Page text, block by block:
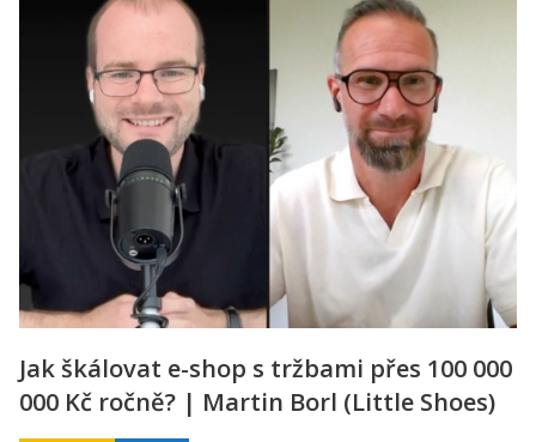
Jak škálovat e-shop s tržbami přes 100 000
000 Kč ročně? | Martin Borl (Little Shoes)